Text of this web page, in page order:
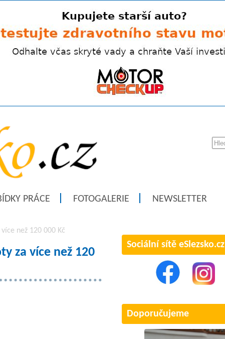
PRÁCE FOTOGALERIE NEWSLETTER
než 120 000 Kč
za více než 120
Sociální sítě eSlezsko.cz
Doporučujeme